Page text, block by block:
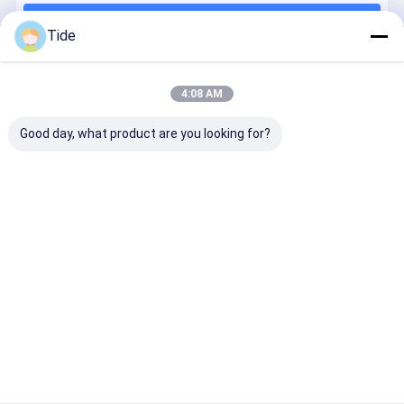
Κέντρο κατακόρυφης άλεσης
Ενδογραμμική αντλία ενισχυτικής ενέργειας
Χωρομεταλλευτής θερμότητας πλάκας
Εναλλάκτης θερμότητας
Tide
4:08 AM
Good day, what product are you looking for?